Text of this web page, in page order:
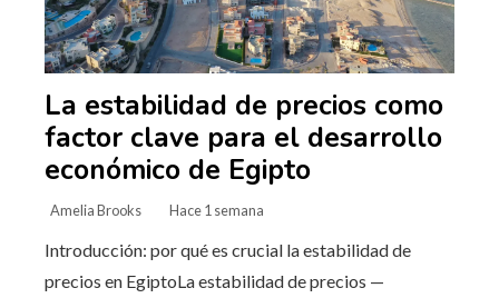
La estabilidad de precios como
factor clave para el desarrollo
económico de Egipto
Amelia Brooks Hace 1 semana
Introducción: por qué es crucial la estabilidad de
precios en EgiptoLa estabilidad de precios —